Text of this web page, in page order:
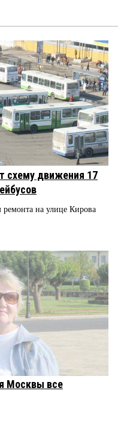
схему движения 17
ремонта на улице Кирова
Москвы все